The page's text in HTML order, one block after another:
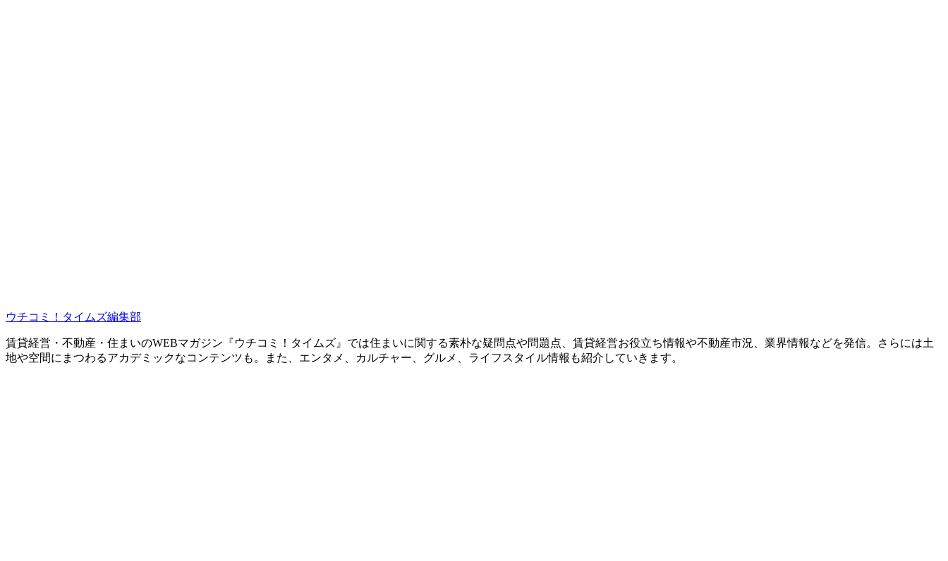
ウチコミ！タイムズ編集部
賃貸経営・不動産・住まいのWEBマガジン『ウチコミ！タイムズ』では住まいに関する素朴な疑問点や問題点、賃貸経営お役立ち情報や不動産市況、業界情報などを発信。さらには土
地や空間にまつわるアカデミックなコンテンツも。また、エンタメ、カルチャー、グルメ、ライフスタイル情報も紹介していきます。